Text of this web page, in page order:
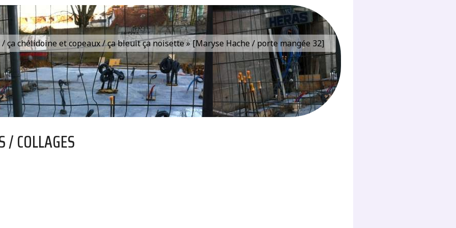
ça chélidoine et copeaux / ça bleuit ça noisette » [Maryse Hache / porte mangée 32]
/ COLLAGES